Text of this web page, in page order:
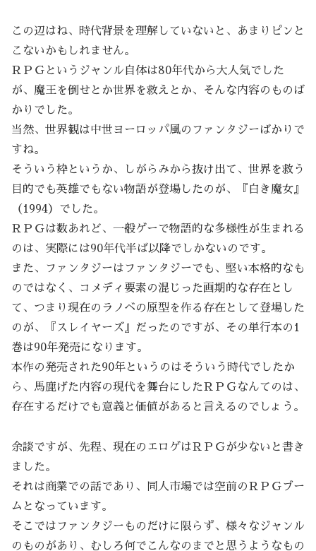
この辺はね、時代背景を理解していないと、あまりピンと
こないかもしれません。
ＲＰＧというジャンル自体は80年代から大人気でした
が、魔王を倒せとか世界を救えとか、そんな内容のものば
かりでした。
当然、世界観は中世ヨーロッパ風のファンタジーばかりで
すね。
そういう枠というか、しがらみから抜け出て、世界を救う
目的でも英雄でもない物語が登場したのが、『白き魔女』
（1994）でした。
ＲＰＧは数あれど、一般ゲーで物語的な多様性が生まれる
のは、実際には90年代半ば以降でしかないのです。
また、ファンタジーはファンタジーでも、堅い本格的なも
のではなく、コメディ要素の混じった画期的な存在とし
て、つまり現在のラノベの原型を作る存在として登場した
のが、『スレイヤーズ』だったのですが、その単行本の1
巻は90年発売になります。
本作の発売された90年というのはそういう時代でしたか
ら、馬鹿げた内容の現代を舞台にしたＲＰＧなんてのは、
存在するだけでも意義と価値があると言えるのでしょう。
余談ですが、先程、現在のエロゲはＲＰＧが少ないと書き
ました。
それは商業での話であり、同人市場では空前のＲＰＧブー
ムとなっています。
そこではファンタジーものだけに限らず、様々なジャンル
のものがあり、むしろ何でこんなのまでと思うようなもの